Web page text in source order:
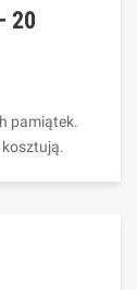
20
pamiątek.